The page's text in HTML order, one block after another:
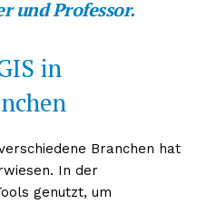
und Professor.
in
Branchen hat
In der
genutzt, um